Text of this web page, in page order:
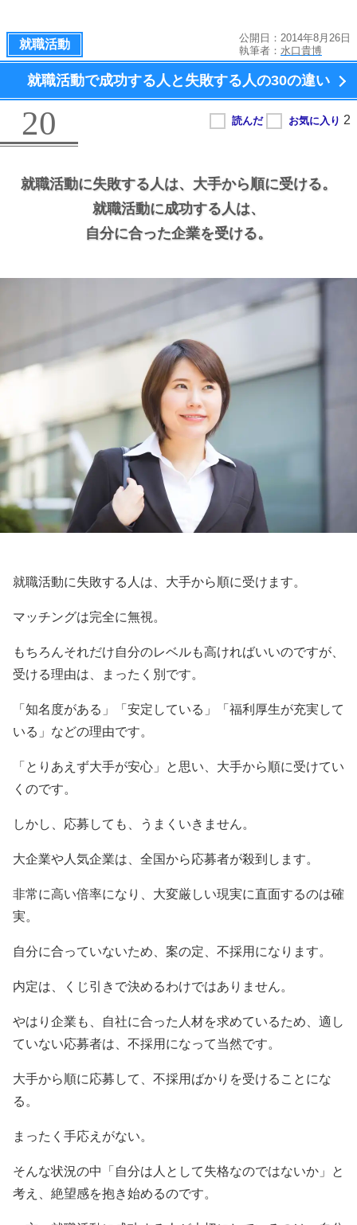
就職活動
公開日：2014年8月26日
執筆者： 水口貴博
就職活動で成功する人と失敗する人の30の違い
20
就職活動に失敗する人は、 大手から順に受ける。
就職活動に成功する人は、
自分に合った企業を受ける。
就職活動に失敗する人は、大手から順に受けます。
マッチングは完全に無視。
もちろんそれだけ自分のレベルも高ければいいのですが、
受ける理由は、まったく別です。
「知名度がある」「安定している」「福利厚生が充実して
いる」などの理由です。
「とりあえず大手が安心」と思い、大手から順に受けてい
くのです。
しかし、応募しても、うまくいきません。
大企業や人気企業は、全国から応募者が殺到します。
非常に高い倍率になり、大変厳しい現実に直面するのは確
実。
自分に合っていないため、案の定、不採用になります。
内定は、くじ引きで決めるわけではありません。
やはり企業も、自社に合った人材を求めているため、適し
ていない応募者は、不採用になって当然です。
大手から順に応募して、不採用ばかりを受けることにな
る。
まったく手応えがない。
そんな状況の中「自分は人として失格なのではないか」と
考え、絶望感を抱き始めるのです。